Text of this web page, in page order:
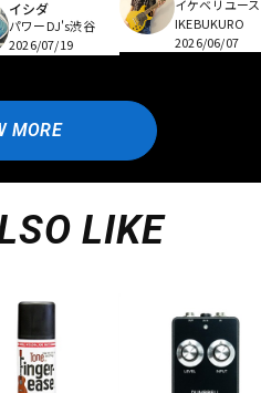
イシダ
パワーDJ's渋谷
2026/07/19
イケベリユース
IKEBUKURO
2026/06/07
MORE
LIKE